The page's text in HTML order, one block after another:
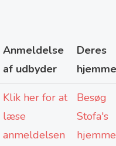
Anmeldelse
af udbyder
Deres
Klik her for at
læse
anmeldelsen
Besøg
Stofa's